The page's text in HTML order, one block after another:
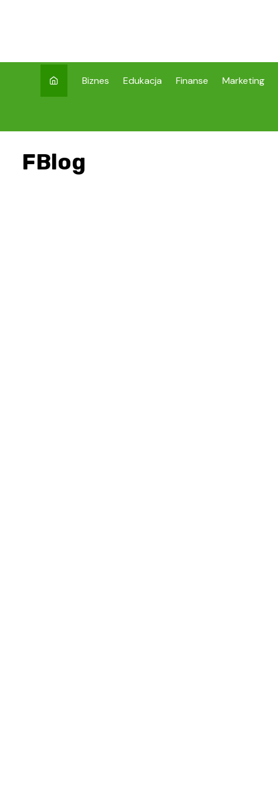
Biznes Edukacja Finanse Marketing
FBlog